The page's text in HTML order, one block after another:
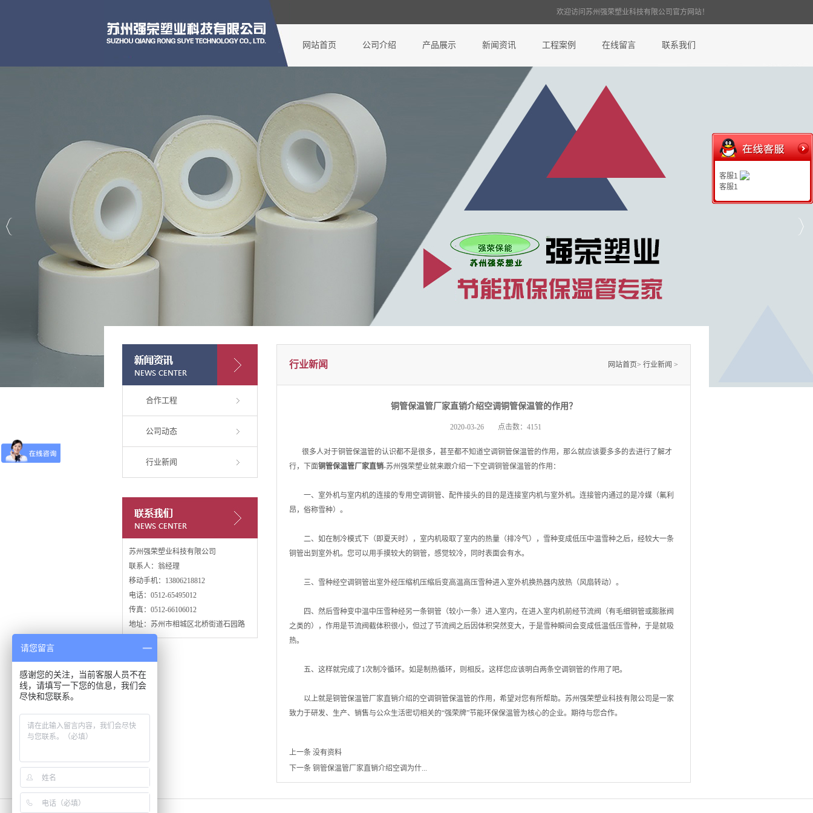
欢迎访问苏州强荣塑业科技有限公司官方网站！
网站首页 公司介绍 产品展示 新闻资讯 工程案例 在线留言 联系我们
1 2
合作工程
公司动态
行业新闻
苏州强荣塑业科技有限公司
联系人：翁经理
移动手机： 13806218812
电话：0512-65495012
传真：0512-66106012
地址： 苏州市相城区北桥街道石园路
行业新闻 网站首页> 行业新闻 >
铜管保温管厂家直销介绍空调铜管保温管的作用？
2020-03-26 点击数：4151
很多人对于铜管保温管的认识都不是很多，甚至都不知道空调铜管保温管的作用，那么就应该要多多的去进行了解才
行，下面铜管保温管厂家直销-苏州强荣塑业就来跟介绍一下空调铜管保温管的作用：
一、室外机与室内机的连接的专用空调铜管、配件接头的目的是连接室内机与室外机。连接管内通过的是冷媒（氟利
昂，俗称雪种）。
二、如在制冷模式下（即夏天时），室内机吸取了室内的热量（排冷气），雪种变成低压中温雪种之后，经较大一条
铜管出到室外机。您可以用手摸较大的铜管，感觉较冷，同时表面会有水。
三、雪种经空调铜管出室外经压缩机压缩后变高温高压雪种进入室外机换热器内放热（风扇转动）。
四、然后雪种变中温中压雪种经另一条铜管（较小一条）进入室内，在进入室内机前经节流阀（有毛细铜管或膨胀阀
之类的），作用是节流阀截体积很小，但过了节流阀之后因体积突然变大，于是雪种瞬间会变成低温低压雪种，于是就吸
热。
五、这样就完成了1次制冷循环。如是制热循环，则相反。这样您应该明白两条空调铜管的作用了吧。
以上就是铜管保温管厂家直销介绍的空调铜管保温管的作用，希望对您有所帮助。苏州强荣塑业科技有限公司是一家
致力于研发、生产、销售与公众生活密切相关的“强荣牌”节能环保保温管为核心的企业。期待与您合作。
上一条 没有资料
下一条 铜管保温管厂家直销介绍空调为什...
客服1
客服1
请您留言
感谢您的关注，当前客服人员不在
线，请填写一下您的信息，我们会
尽快和您联系。